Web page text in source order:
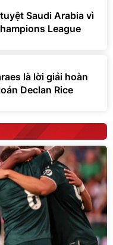
Saudi Arabia vì
League
là lời giải hoàn
Declan Rice